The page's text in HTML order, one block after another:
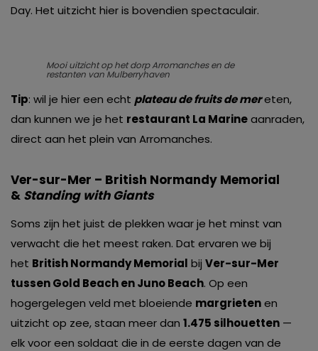
Day. Het uitzicht hier is bovendien spectaculair.
Mooi uitzicht op het dorp Arromanches en de
restanten van Mulberryhaven
Tip: wil je hier een echt plateau de fruits de mereten,
dan kunnen we je het restaurant La Marineaanraden,
direct aan het plein van Arromanches.
Ver-sur-Mer – British Normandy Memorial
& Standing with Giants
Soms zijn het juist de plekken waar je het minst van
verwacht die het meest raken. Dat ervaren we bij
het British Normandy Memorial bij Ver-sur-Mer
tussen Gold Beach en Juno Beach. Op een
hogergelegen veld met bloeiende margrietenen
uitzicht op zee, staan meer dan 1.475 silhouetten —
elk voor een soldaat die in de eerste dagen van de